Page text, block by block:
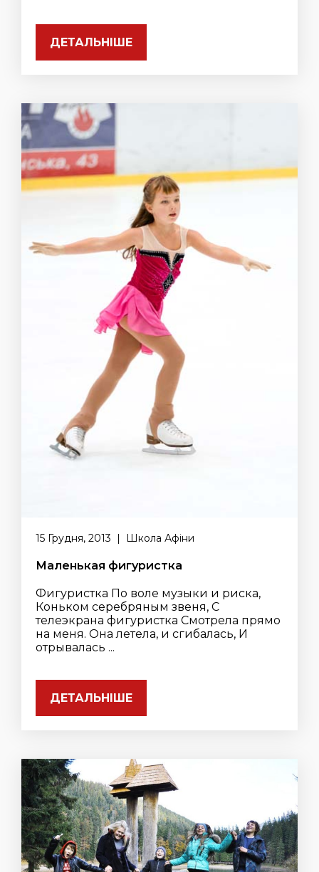
ДЕТАЛЬНІШЕ
15 Грудня, 2013 | Школа Афіни
Маленькая фигуристка
Фигуристка По воле музыки и риска,
Коньком серебряным звеня, С
телеэкрана фигуристка Смотрела прямо
на меня. Она летела, и сгибалась, И
отрывалась ...
ДЕТАЛЬНІШЕ